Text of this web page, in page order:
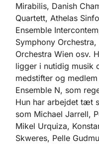
Mirabilis, Danish
Quartett, Athelas
Ensemble
Symphony
Orchestra Wien osv.
ligger i nutidig musik
medstifter og
Ensemble N, som
Hun har arbejdet tæt
som Michael Jarrell,
Mikel Urquiza,
Skweres, Pelle